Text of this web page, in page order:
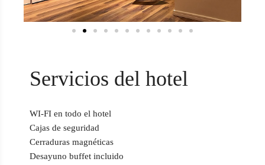
Servicios del hotel
WI-FI en todo el hotel
Cajas de seguridad
Cerraduras magnéticas
Desayuno buffet incluido